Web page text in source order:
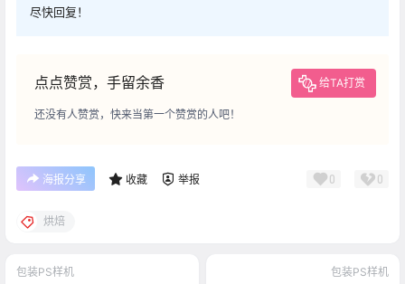
尽快回复！
点点赞赏，手留余香 给TA打赏
还没有人赞赏，快来当第一个赞赏的人吧！
海报分享 收藏 举报 0 0
烘焙
包装PS样机 包装PS样机